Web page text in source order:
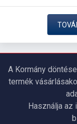
A Kormány
termék
Használja az